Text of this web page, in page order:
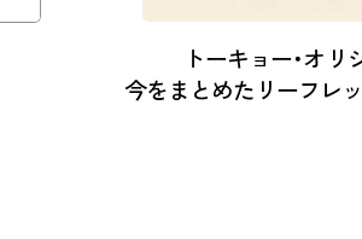
トーキョー・オ
今をまとめたリーフレ